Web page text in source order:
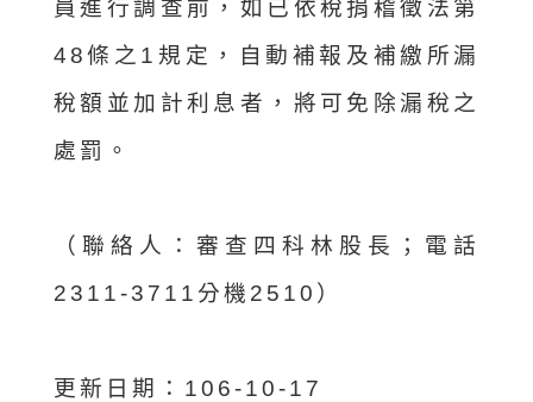
員進行調查前，如已依稅捐稽徵法第
48條之1規定，自動補報及補繳所漏
稅額並加計利息者，將可免除漏稅之
處罰。
（聯絡人：審查四科林股長；電話
2311-3711分機2510）
更新日期：106-10-17